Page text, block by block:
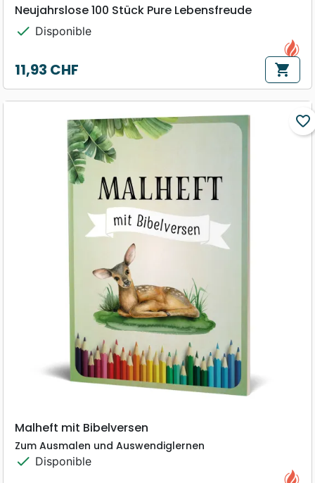
Neujahrslose 100 Stück Pure Lebensfreude
check Disponible
Prix
11,93 CHF shopping_cart
favorite_border
Malheft mit Bibelversen
Zum Ausmalen und Auswendiglernen
check Disponible